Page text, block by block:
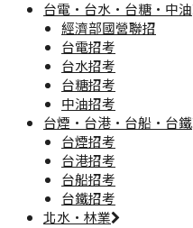
台電·台水·台糖·中油
經濟部國營聯招
台電招考
台水招考
台糖招考
中油招考
台煙·台港·台船·台鐵
台煙招考
台港招考
台船招考
台鐵招考
北水·林業